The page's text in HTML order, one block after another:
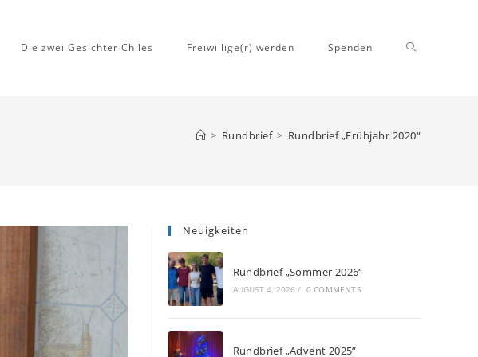
Die zwei Gesichter Chiles Freiwillige(r) werden Spenden Website-
Suche
> Rundbrief > Rundbrief „Frühjahr 2020“
Neuigkeiten
Rundbrief „Sommer 2026“
AUGUST 4, 2026 / 0 COMMENTS
Rundbrief „Advent 2025“